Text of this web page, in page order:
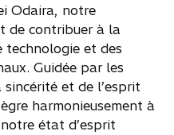
Odaira, notre
de contribuer à la
technologie et des
Guidée par les
sincérité et de l’esprit
harmonieusement à
état d’esprit